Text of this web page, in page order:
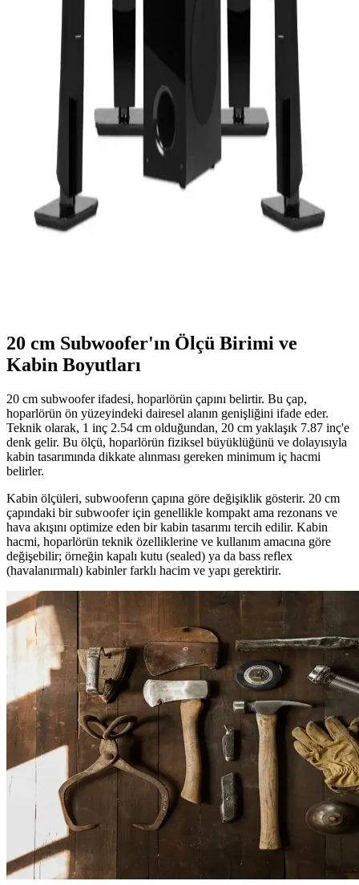
Music DJ MD-9500BT, 80W güç ve Bluetooth ile kablosuz müzik
akışı sağlayan 5.1 kanal surround ses sistemi, etkileyici ses
performansı ve modern tasarımıyla evde sinema ve müzik keyfi
Logitech Z313 25W Siyah 2+1 Subwoofer Hoparlör
Sistemi İncelemesi ve Kullanıcı Yorumları
Logitech Z313 25W hoparlör sistemi, şık tasarımı ve yüksek ses
kalitesiyle dikkat çeker. Güçlü basslar ve dengeli ses performansıyla
ev ortamında müzik ve film keyfi sunar, kablosuz bağlantı
seçenekleri sınırlıdır.
Ev Ses Sistemleri ile Evinizde Sinema Konforunu
Artırmanın En İyi Yöntemleri
20 cm Subwoofer'ın Ölçü Birimi ve
Kabin Boyutları
20 cm subwoofer ifadesi, hoparlörün çapını belirtir. Bu çap,
hoparlörün ön yüzeyindeki dairesel alanın genişliğini ifade eder.
Teknik olarak, 1 inç 2.54 cm olduğundan, 20 cm yaklaşık 7.87 inç'e
denk gelir. Bu ölçü, hoparlörün fiziksel büyüklüğünü ve dolayısıyla
kabin tasarımında dikkate alınması gereken minimum iç hacmi
belirler.
Kabin ölçüleri, subwooferın çapına göre değişiklik gösterir. 20 cm
çapındaki bir subwoofer için genellikle kompakt ama rezonans ve
hava akışını optimize eden bir kabin tasarımı tercih edilir. Kabin
hacmi, hoparlörün teknik özelliklerine ve kullanım amacına göre
değişebilir; örneğin kapalı kutu (sealed) ya da bass reflex
(havalanırmalı) kabinler farklı hacim ve yapı gerektirir.